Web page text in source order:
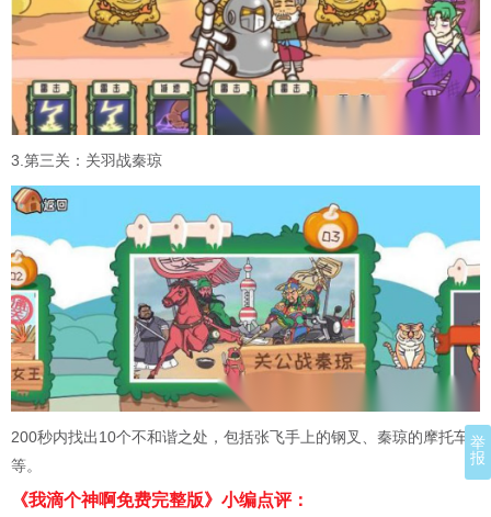
3.第三关：关羽战秦琼
200秒内找出10个不和谐之处，包括张飞手上的钢叉、秦琼的摩托车
等。
《我滴个神啊免费完整版》小编点评：
举
报